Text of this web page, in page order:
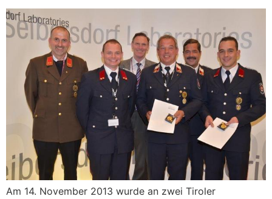
Am 14. November 2013 wurde an zwei Tiroler